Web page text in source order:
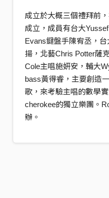
成立於大概三個禮拜前
成立，成員有台大
Evans鍵盤手陳宥丞，
揚，北藝Chris Potter薩
Cole主唱施妍安，輔大
bass黃得睿，主要創造
歌，來考驗主唱的數學
cherokee的獨立樂團。
辦。